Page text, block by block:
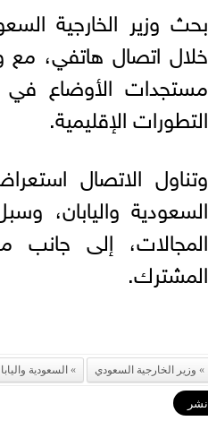
بحث وزير الخارجية
خلال اتصال هاتفي، مع
مستجدات الأوضاع في
التطورات الإقليمية.
وتناول الاتصال
السعودية واليابان،
المجالات، إلى جانب
المشترك.
وزير الخارجية السعودي السعودية